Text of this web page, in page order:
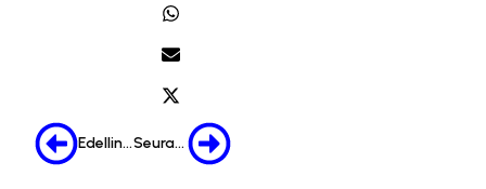
Edellinen Seuraava